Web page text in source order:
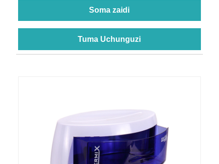
Soma zaidi
Tuma Uchunguzi